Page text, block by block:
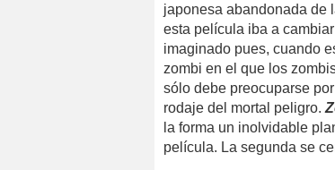
japonesa abandonada de
esta película iba a
imaginado pues, cuando
zombi en el que los
sólo debe preocuparse
rodaje del mortal peligro.
la forma un inolvidable
película. La segunda se